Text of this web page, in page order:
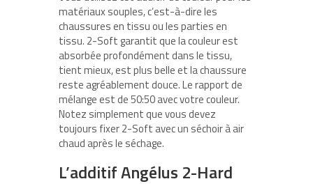
matériaux souples, c’est-à-dire les
chaussures en tissu ou les parties en
tissu. 2-Soft garantit que la couleur est
absorbée profondément dans le tissu,
tient mieux, est plus belle et la chaussure
reste agréablement douce. Le rapport de
mélange est de 50:50 avec votre couleur.
Notez simplement que vous devez
toujours fixer 2-Soft avec un séchoir à air
chaud après le séchage.
L’additif Angélus 2-Hard